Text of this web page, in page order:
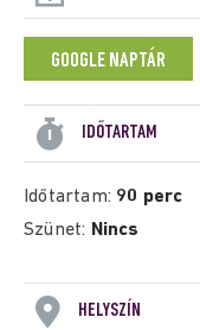
GOOGLE NAPTÁR
IDŐTARTAM
Időtartam: 90 perc
Szünet: Nincs
HELYSZÍN